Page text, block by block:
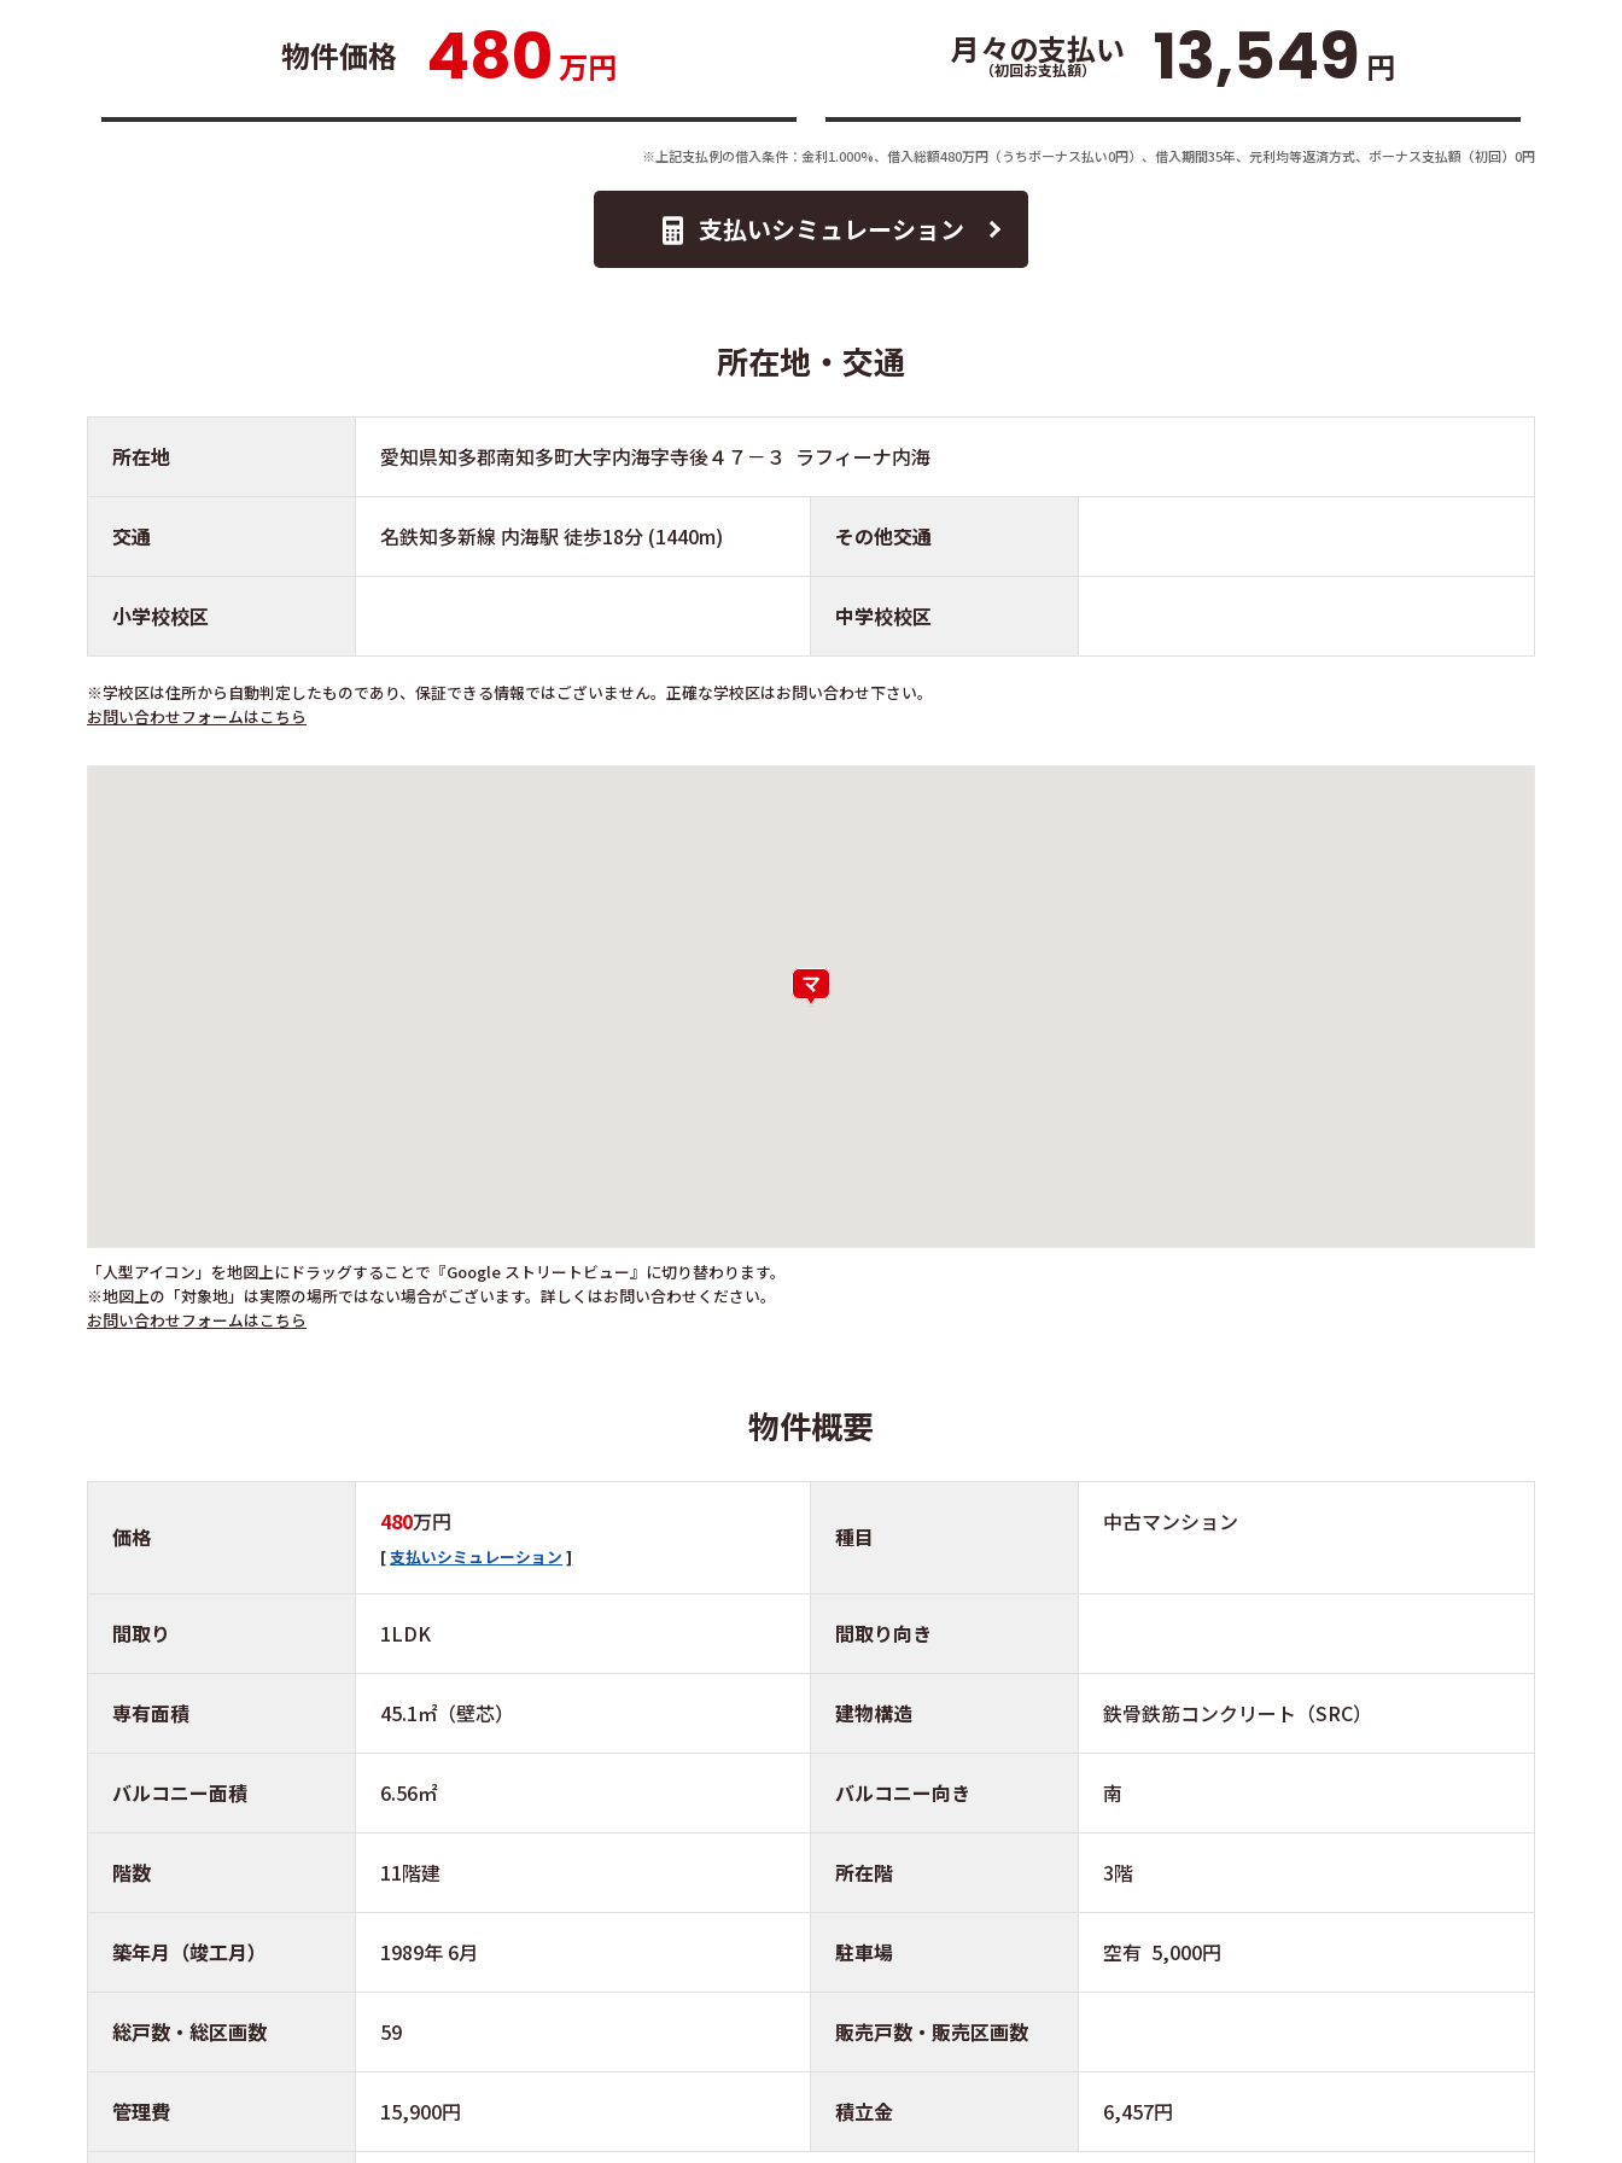
物件価格 480 万円 月々の支払い
（初回お支払額） 13,549 円
※上記支払例の借入条件：金利1.000%、借入総額480万円（うちボーナス払い0円）、借入期間35年、元利均等返済方式、ボーナス支払額（初回）0円
支払いシミュレーション
所在地・交通
所在地 愛知県知多郡南知多町大字内海字寺後４７－３ ラフィーナ内海
交通 名鉄知多新線 内海駅 徒歩18分 (1440m) その他交通
小学校校区 中学校校区
※学校区は住所から自動判定したものであり、保証できる情報ではございません。正確な学校区はお問い合わせ下さい。
お問い合わせフォームはこちら
「人型アイコン」を地図上にドラッグすることで『Google ストリートビュー』に切り替わります。
※地図上の「対象地」は実際の場所ではない場合がございます。詳しくはお問い合わせください。
お問い合わせフォームはこちら
物件概要
価格
480万円
支払いシミュレーション
種目
中古マンション
間取り 1LDK 間取り向き
専有面積 45.1㎡（壁芯） 建物構造 鉄骨鉄筋コンクリート（SRC）
バルコニー面積 6.56㎡ バルコニー向き 南
階数 11階建 所在階 3階
築年月（竣工月） 1989年 6月 駐車場 空有 5,000円
総戸数・総区画数 59 販売戸数・販売区画数
管理費 15,900円 積立金 6,457円